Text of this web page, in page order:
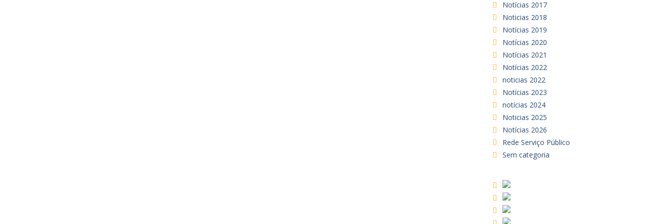
Notícias 2017
Noticias 2018
Notícias 2019
Notícias 2020
Notícias 2021
Notícias 2022
noticias 2022
Notícias 2023
notícias 2024
Noticias 2025
Notícias 2026
Rede Serviço Público
Sem categoria